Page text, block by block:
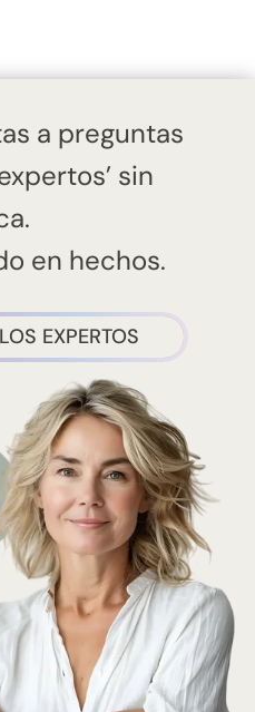
a preguntas
sin
en hechos.
EXPERTOS